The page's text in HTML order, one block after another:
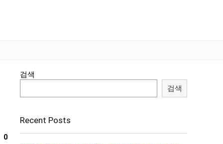
0
검색
검색
Recent Posts